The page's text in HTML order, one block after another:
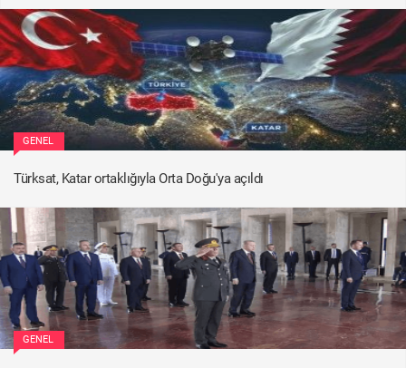
GENEL
Türksat, Katar ortaklığıyla Orta Doğu'ya açıldı
GENEL